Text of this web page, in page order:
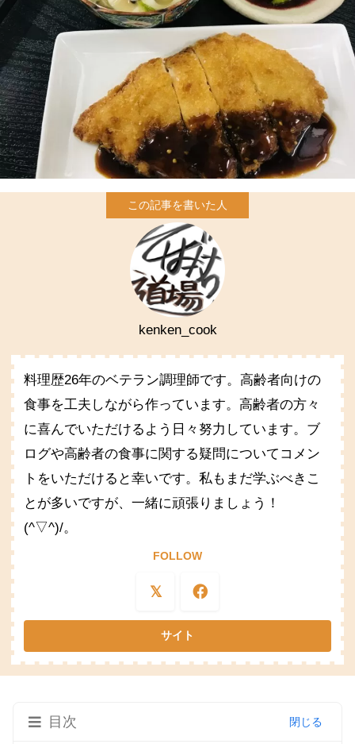
kenken_cook
料理歴26年のベテラン調理師です。高齢者向けの
食事を工夫しながら作っています。高齢者の方々
に喜んでいただけるよう日々努力しています。ブ
ログや高齢者の食事に関する疑問についてコメン
トをいただけると幸いです。私もまだ学ぶべきこ
とが多いですが、一緒に頑張りましょう！
(^▽^)/。
FOLLOW
目次